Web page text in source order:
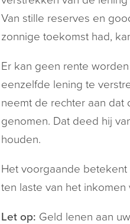
Van stille reserves en
zonnige toekomst had,
Er kan geen rente
eenzelfde lening te
neemt de rechter aan
genomen. Dat deed hij
houden.
Het voorgaande
ten laste van het
Let op: Geld lenen aan